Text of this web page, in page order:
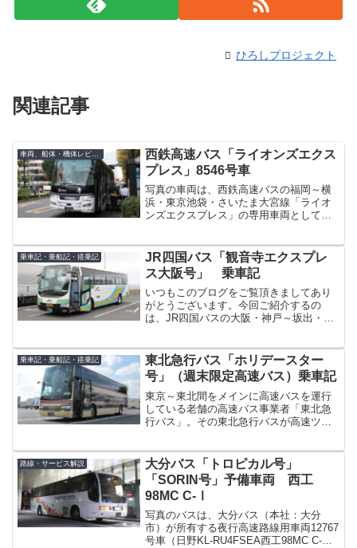
ひろしプロジェクト
関連記事
西鉄高速バス「ライオンズエクス
プレス」8546号車
写真の車両は、西鉄高速バスの福岡～横
浜・東京池袋・さいたま大宮線「ライオ
ンズエクスプレス」の専用車両として活
らった、日野セレガスーパーハイデッカ
ー（LKG-RU1E...
乗車記・乗船記・搭乗記
JR四国バス「観音寺エクスプレ
ス大阪号」 乗車記
いつもこのブログをご覧頂きましてあり
がとうございます。今回ご紹介するの
は、JR四国バスの大阪・神戸～坂出・善
線、元々は大阪駅～高松・丸亀間高速バ
ス「高松エクスプレス大阪号...
乗車記・乗船記・搭乗記
東北急行バス「ホリデースター
号」（週末限定高速バス）乗車記
東京～東北間をメインに高速バスを運行
している老舗の高速バス事業者「東北急
行バス」。その東北急行バスが高速ツア
速バス「ホリデースター」です。※写真
はイメージです。（夜...
路線・サービス解説
大分バス「トロピカル号」
「SORIN号」予備車両 西工
98MC C-Ⅰ
写真のバスは、大分バス（本社：大分
市）が所有する夜行高速路線用車両12767
号車（日野KL-RU4FSEA西工98MC C-